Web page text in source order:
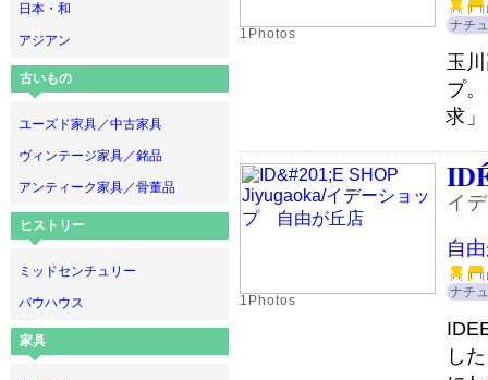
日本・和
アジアン
古いもの
ユーズド家具／中古家具
ヴィンテージ家具／銘品
アンティーク家具／骨董品
ヒストリー
ミッドセンチュリー
バウハウス
家具
1Photos
ナチ
玉
プ
求
1Photos
イ
自
ナチ
し